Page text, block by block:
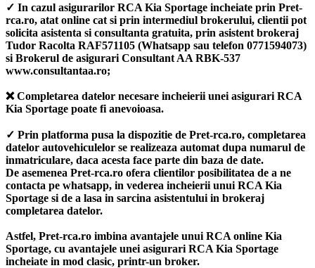
✓ In cazul asigurarilor RCA Kia Sportage incheiate prin Pret-
rca.ro, atat online cat si prin intermediul brokerului, clientii pot
solicita asistenta si consultanta gratuita, prin asistent brokeraj
Tudor Racolta RAF571105 (Whatsapp sau telefon 0771594073)
si Brokerul de asigurari Consultant AA RBK-537
www.consultantaa.ro;
❌ Completarea datelor necesare incheierii unei asigurari RCA
Kia Sportage poate fi anevoioasa.
✓ Prin platforma pusa la dispozitie de Pret-rca.ro, completarea
datelor autovehiculelor se realizeaza automat dupa numarul de
inmatriculare, daca acesta face parte din baza de date.
De asemenea Pret-rca.ro ofera clientilor posibilitatea de a ne
contacta pe whatsapp, in vederea incheierii unui RCA Kia
Sportage si de a lasa in sarcina asistentului in brokeraj
completarea datelor.
Astfel, Pret-rca.ro imbina avantajele unui RCA online Kia
Sportage, cu avantajele unei asigurari RCA Kia Sportage
incheiate in mod clasic, printr-un broker.